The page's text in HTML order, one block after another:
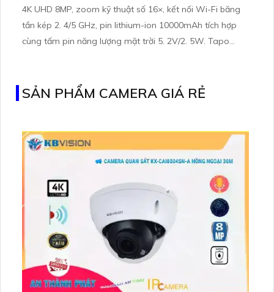
4K UHD 8MP, zoom kỹ thuật số 16×, kết nối Wi-Fi băng
tần kép 2. 4/5 GHz, pin lithium-ion 10000mAh tích hợp
cùng tấm pin năng lượng mặt trời 5. 2V/2. 5W. Tapo
SẢN PHẨM CAMERA GIÁ RẺ